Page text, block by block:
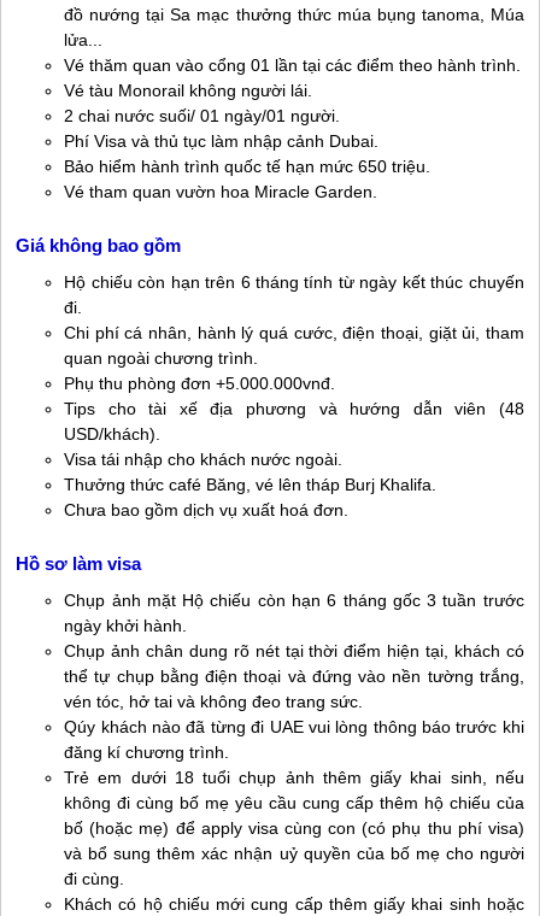
đồ nướng tại Sa mạc thưởng thức múa bụng tanoma, Múa
lửa...
Vé thăm quan vào cổng 01 lần tại các điểm theo hành trình.
Vé tàu Monorail không người lái.
2 chai nước suối/ 01 ngày/01 người.
Phí Visa và thủ tục làm nhập cảnh Dubai.
Bảo hiểm hành trình quốc tế hạn mức 650 triệu.
Vé tham quan vườn hoa Miracle Garden.
Giá không bao gồm
Hộ chiếu còn hạn trên 6 tháng tính từ ngày kết thúc chuyến
đi.
Chi phí cá nhân, hành lý quá cước, điện thoại, giặt ủi, tham
quan ngoài chương trình.
Phụ thu phòng đơn +5.000.000vnđ.
Tips cho tài xế địa phương và hướng dẫn viên (48
USD/khách).
Visa tái nhập cho khách nước ngoài.
Thưởng thức café Băng, vé lên tháp Burj Khalifa.
Chưa bao gồm dịch vụ xuất hoá đơn.
Hồ sơ làm visa
Chụp ảnh mặt Hộ chiếu còn hạn 6 tháng gốc 3 tuần trước
ngày khởi hành.
Chụp ảnh chân dung rõ nét tại thời điểm hiện tại, khách có
thể tự chụp bằng điện thoại và đứng vào nền tường trắng,
vén tóc, hở tai và không đeo trang sức.
Qúy khách nào đã từng đi UAE vui lòng thông báo trước khi
đăng kí chương trình.
Trẻ em dưới 18 tuổi chụp ảnh thêm giấy khai sinh, nếu
không đi cùng bố mẹ yêu cầu cung cấp thêm hộ chiếu của
bố (hoặc mẹ) để apply visa cùng con (có phụ thu phí visa)
và bổ sung thêm xác nhận uỷ quyền của bố mẹ cho người
đi cùng.
Khách có hộ chiếu mới cung cấp thêm giấy khai sinh hoặc